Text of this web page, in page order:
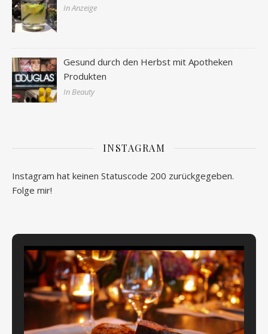
In Anzeige
Gesund durch den Herbst mit Apotheken
Produkten
In Beauty
INSTAGRAM
Instagram hat keinen Statuscode 200 zurückgegeben.
Folge mir!